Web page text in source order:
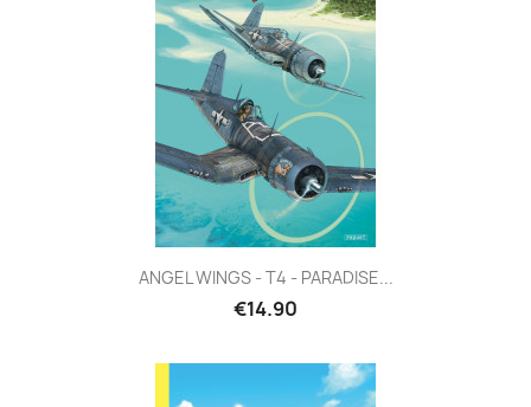
ANGEL WINGS - T4 - PARADISE...
€14.90